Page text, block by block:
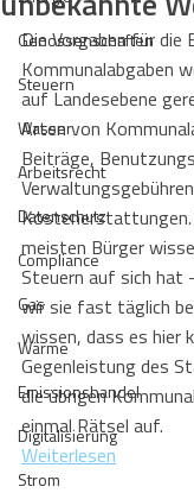
Genossenschaften
Steuern
Wasser
Arbeitsrecht
Datenschutz
Compliance
Gas
Wärme
Emissionshandel
Digitalisierung
Strom
Die Vorgaben für die
Kommunalabgaben
auf Landesebene
Arten von
Beiträge,
Kostenerstattungen.
meisten Bürger
Steuern auf sich hat
wir sie fast täglich
wissen, dass es hier
Gegenleistung des
die übrigen
einmal Rätsel auf.
Weiterlesen